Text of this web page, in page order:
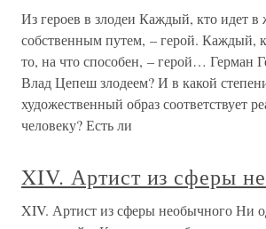
Из героев в злодеи Каждый, кто идет в
собственным путем, – герой. Каждый,
то, на что способен, – герой… Герман
Влад Цепеш злодеем? И в какой
художественный образ соответствует
человеку? Есть ли
XIV. Артист из сферы
XIV. Артист из сферы необычного Ни